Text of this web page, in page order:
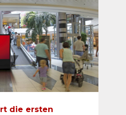
e con la
consumo di corrente
di valutazione di nuovi
il consumo
supporti pubblicitari
APG|SGA acquista
star&raquo; per gli impianti
anche per gli edifici che
die ersten